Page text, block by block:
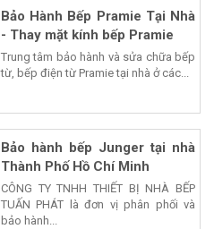
Bảo Hành Bếp Pramie Tại Nhà
- Thay mặt kính bếp Pramie
Trung tâm bảo hành và sửa chữa bếp
từ, bếp điện từ Pramie tại nhà ở các...
Bảo hành bếp Junger tại nhà
Thành Phố Hồ Chí Minh
CÔNG TY TNHH THIẾT BỊ NHÀ BẾP
TUẤN PHÁT là đơn vị phân phối và
bảo hành...